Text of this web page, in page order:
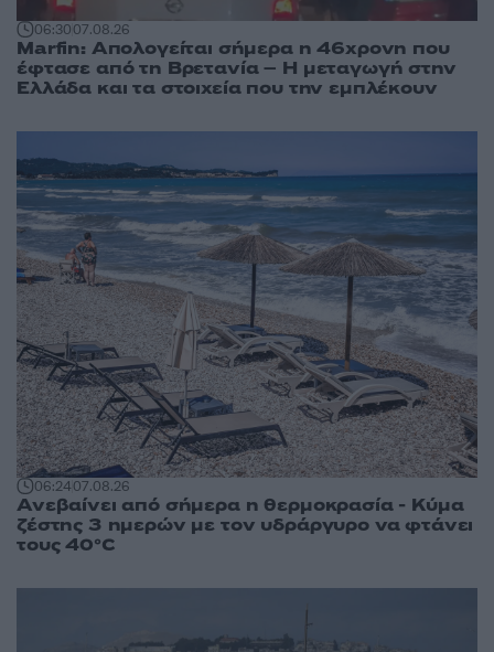
06:3007.08.26
Marfin: Απολογείται σήμερα η 46χρονη που
έφτασε από τη Βρετανία – Η μεταγωγή στην
Ελλάδα και τα στοιχεία που την εμπλέκουν
06:2407.08.26
Ανεβαίνει από σήμερα η θερμοκρασία - Κύμα
ζέστης 3 ημερών με τον υδράργυρο να φτάνει
τους 40°C